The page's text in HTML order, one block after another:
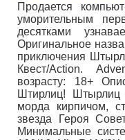
Продается
уморительным
десятками
Оригинальное
приключения
Квест/Action.
возрасту: 18+
Штирлиц!
морда кирпичом,
звезда Героя
Минимальные